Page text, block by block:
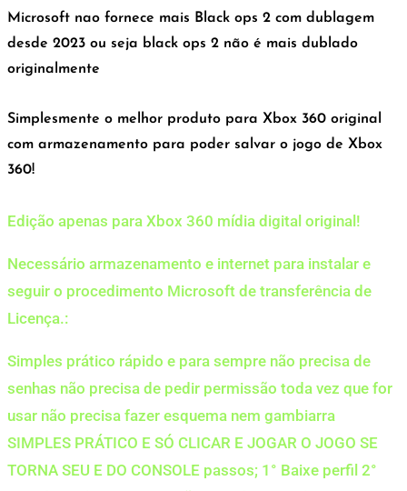
Microsoft nao fornece mais Black ops 2 com dublagem
desde 2023 ou seja black ops 2 não é mais dublado
originalmente
Simplesmente o melhor produto para Xbox 360 original
com armazenamento para poder salvar o jogo de Xbox
360!
Edição apenas para Xbox 360 mídia digital original!
Necessário armazenamento e internet para instalar e
seguir o procedimento Microsoft de transferência de
Licença.:
Simples prático rápido e para sempre não precisa de
senhas não precisa de pedir permissão toda vez que for
usar não precisa fazer esquema nem gambiarra
SIMPLES PRÁTICO E SÓ CLICAR E JOGAR O JOGO SE
TORNA SEU E DO CONSOLE passos; 1° Baixe perfil 2°